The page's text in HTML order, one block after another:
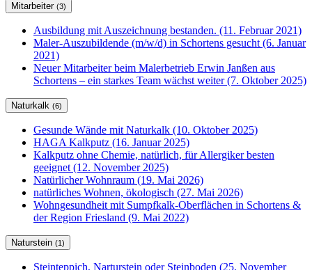
Mitarbeiter (3)
Ausbildung mit Auszeichnung bestanden. (11. Februar 2021)
Maler-Auszubildende (m/w/d) in Schortens gesucht (6. Januar
2021)
Neuer Mitarbeiter beim Malerbetrieb Erwin Janßen aus
Schortens – ein starkes Team wächst weiter (7. Oktober 2025)
Naturkalk (6)
Gesunde Wände mit Naturkalk (10. Oktober 2025)
HAGA Kalkputz (16. Januar 2025)
Kalkputz ohne Chemie, natürlich, für Allergiker besten
geeignet (12. November 2025)
Natürlicher Wohnraum (19. Mai 2026)
natürliches Wohnen, ökologisch (27. Mai 2026)
Wohngesundheit mit Sumpfkalk-Oberflächen in Schortens &
der Region Friesland (9. Mai 2022)
Naturstein (1)
Steinteppich, Narturstein oder Steinboden (25. November